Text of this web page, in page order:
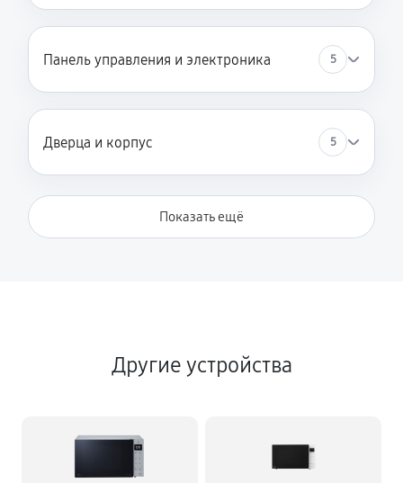
Панель управления и электроника 5
Дверца и корпус 5
Показать ещё
Другие устройства